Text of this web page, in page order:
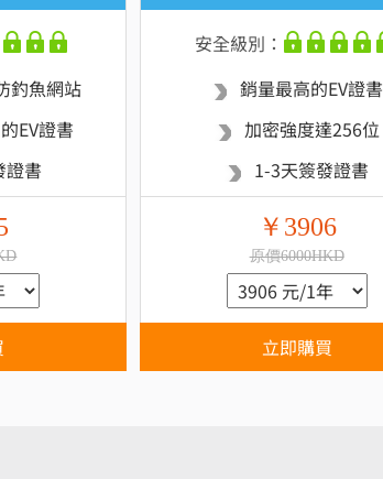
釣魚網站
EV證書
證書
安全級別：
銷量最高的EV證書
加密強度達256位
1-3天簽發證書
￥3906
原價6000HKD
立即購買